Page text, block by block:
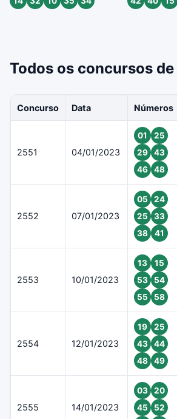
Todos os concursos
Concurso Data Números
2551 04/01/2023
01
25
29
43
46
48
2552 07/01/2023
05
24
25
33
38
41
2553 10/01/2023
13
15
53
54
55
58
2554 12/01/2023
19
25
43
44
48
49
2555 14/01/2023
03
20
45
52